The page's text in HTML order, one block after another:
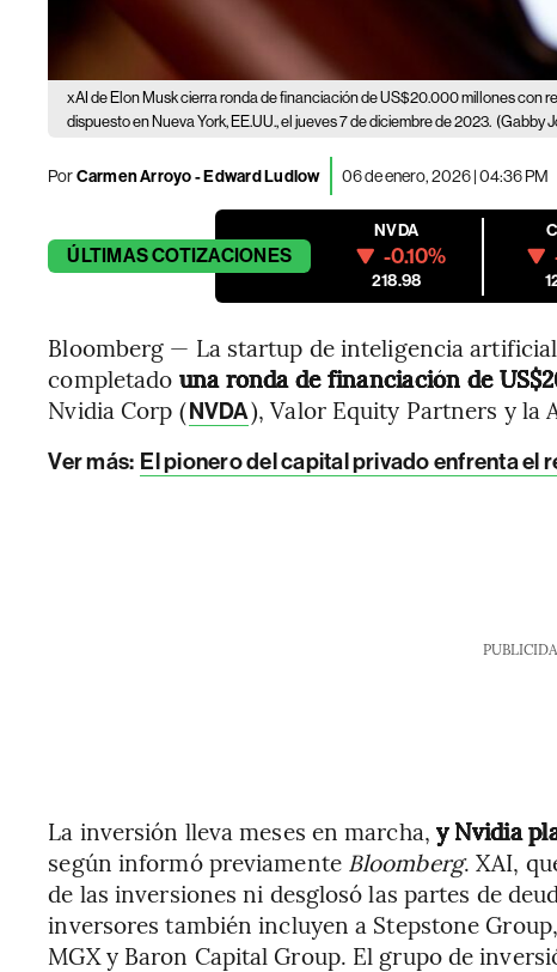
xAI de Elon Musk cierra ronda de financiación de US$20.000 millones con
dispuesto en Nueva York, EE.UU., el jueves 7 de diciembre de 2023. (Gabby
PorCarmen Arroyo - Edward Ludlow 06 de enero, 2026 | 04:36 PM
ÚLTIMASCOTIZACIONES
NVDA
-0.10%
218.98
Bloomberg — La startup de inteligencia
completado una ronda de financiación de
Nvidia Corp (NVDA), Valor Equity Partners y la
Ver más: El pionero del capital privado enfrenta el
La inversión lleva meses en marcha, y Nvidia
según informó previamente Bloomberg. XAI,
de las inversiones ni desglosó las partes de
inversores también incluyen a Stepstone
MGX y Baron Capital Group. El grupo de